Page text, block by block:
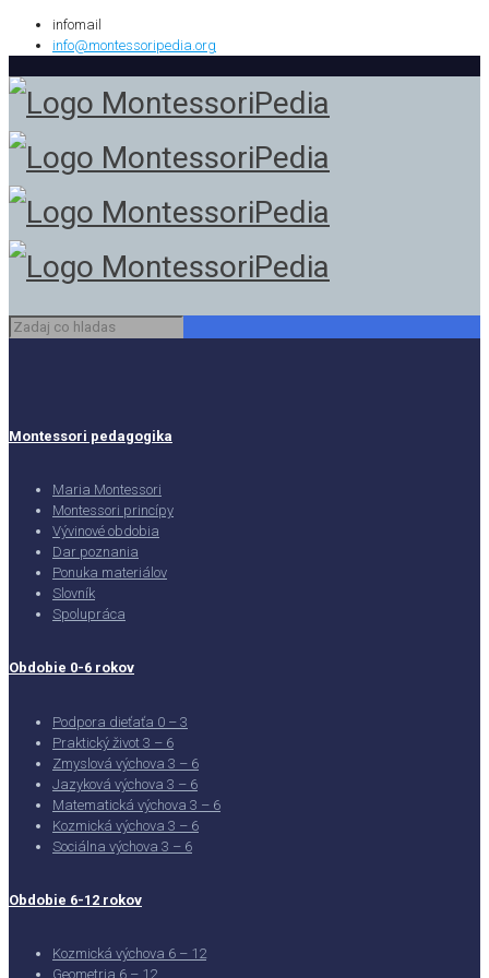
infomail
info@montessoripedia.org
Montessori pedagogika
Maria Montessori
Montessori princípy
Vývinové obdobia
Dar poznania
Ponuka materiálov
Slovník
Spolupráca
Obdobie 0-6 rokov
Podpora dieťaťa 0 – 3
Praktický život 3 – 6
Zmyslová výchova 3 – 6
Jazyková výchova 3 – 6
Matematická výchova 3 – 6
Kozmická výchova 3 – 6
Sociálna výchova 3 – 6
Obdobie 6-12 rokov
Kozmická výchova 6 – 12
Geometria 6 – 12